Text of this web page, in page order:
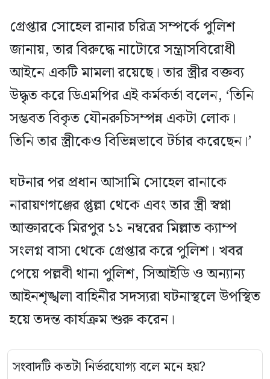
গ্রেপ্তার সোহেল রানার চরিত্র সম্পর্কে পুলিশ
জানায়, তার বিরুদ্ধে নাটোরে সন্ত্রাসবিরোধী
আইনে একটি মামলা রয়েছে। তার স্ত্রীর বক্তব্য
উদ্ধৃত করে ডিএমপির এই কর্মকর্তা বলেন, ‘তিনি
সম্ভবত বিকৃত যৌনরুচিসম্পন্ন একটা লোক।
তিনি তার স্ত্রীকেও বিভিন্নভাবে টর্চার করেছেন।’
ঘটনার পর প্রধান আসামি সোহেল রানাকে
নারায়ণগঞ্জের প্তুল্লা থেকে এবং তার স্ত্রী স্বপ্না
আক্তারকে মিরপুর ১১ নম্বরের মিল্লাত ক্যাম্প
সংলগ্ন বাসা থেকে গ্রেপ্তার করে পুলিশ। খবর
পেয়ে পল্লবী থানা পুলিশ, সিআইডি ও অন্যান্য
আইনশৃঙ্খলা বাহিনীর সদস্যরা ঘটনাস্থলে উপস্থিত
হয়ে তদন্ত কার্যক্রম শুরু করেন।
সংবাদটি কতটা নির্ভরযোগ্য বলে মনে হয়?